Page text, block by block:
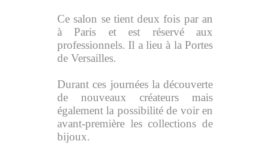
Ce salon se tient deux fois par an
à Paris et est réservé aux
professionnels. Il a lieu à la Portes
de Versailles.
Durant ces journées la découverte
de nouveaux créateurs mais
également la possibilité de voir en
avant-première les collections de
bijoux.